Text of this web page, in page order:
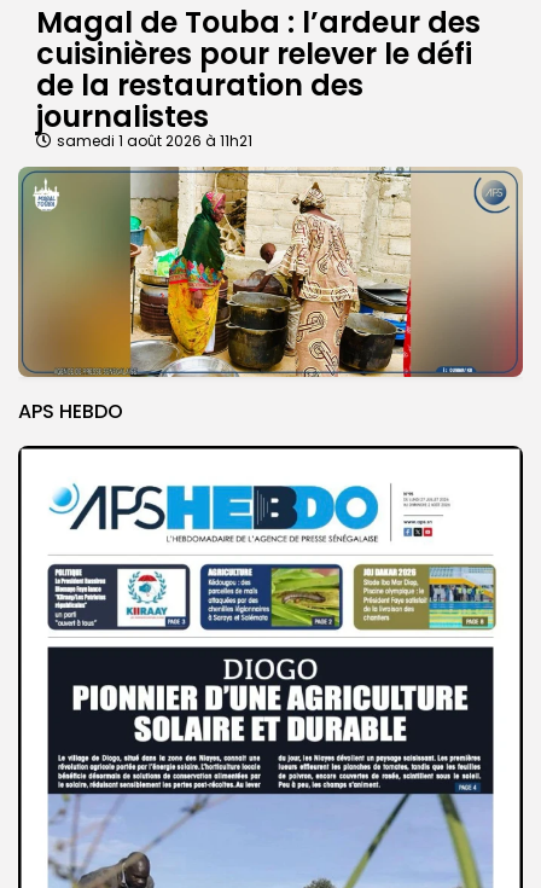
Magal de Touba : l’ardeur des
cuisinières pour relever le défi
de la restauration des
journalistes
samedi 1 août 2026 à 11h21
APS HEBDO